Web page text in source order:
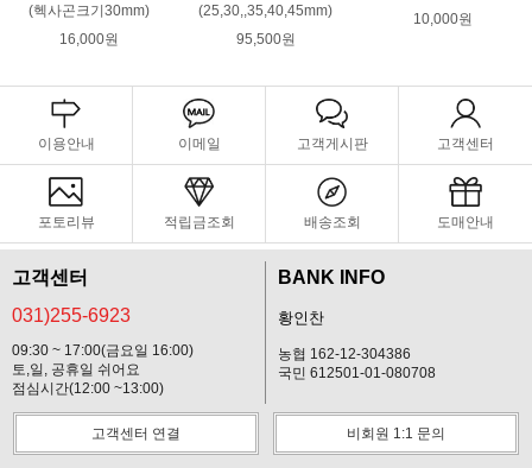
(헥사곤크기30mm)
16,000원
(25,30,,35,40,45mm)
95,500원
10,000원
이용안내 이메일 고객게시판 고객센터
포토리뷰 적립금조회 배송조회 도매안내
고객센터
031)255-6923
09:30 ~ 17:00(금요일 16:00)
토,일, 공휴일 쉬어요
점심시간(12:00 ~13:00)
BANK INFO
황인찬
농협 162-12-304386
국민 612501-01-080708
고객센터 연결 비회원 1:1 문의